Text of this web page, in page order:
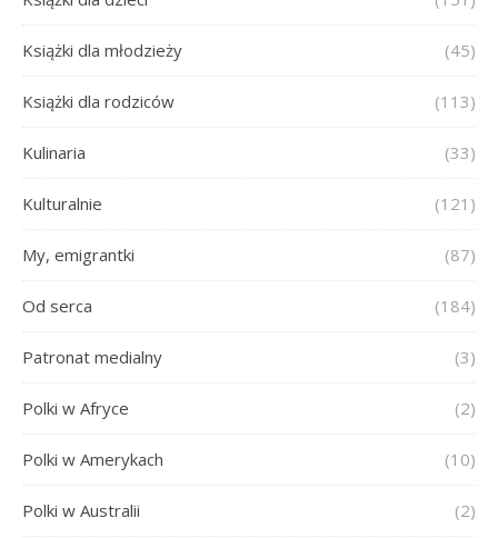
Książki dla młodzieży (45)
Książki dla rodziców (113)
Kulinaria (33)
Kulturalnie (121)
My, emigrantki (87)
Od serca (184)
Patronat medialny (3)
Polki w Afryce (2)
Polki w Amerykach (10)
Polki w Australii (2)